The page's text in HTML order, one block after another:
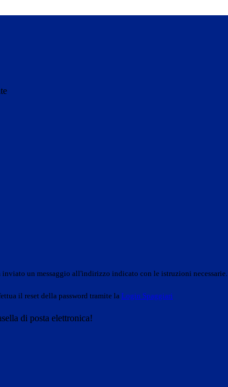
inviato un messaggio all'indirizzo indicato con le istruzioni necessarie.
il reset della password tramite la Login Spaggiari
di posta elettronica!